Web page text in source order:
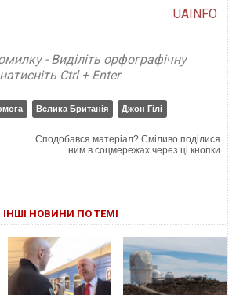
UAINFO
- Виділіть орфографічну
Ctrl + Enter
Велика Британія Джон Гілі
Сподобався матеріал? Сміливо поділися
ним в соцмережах через ці кнопки
ІНШІ НОВИНИ ПО ТЕМІ